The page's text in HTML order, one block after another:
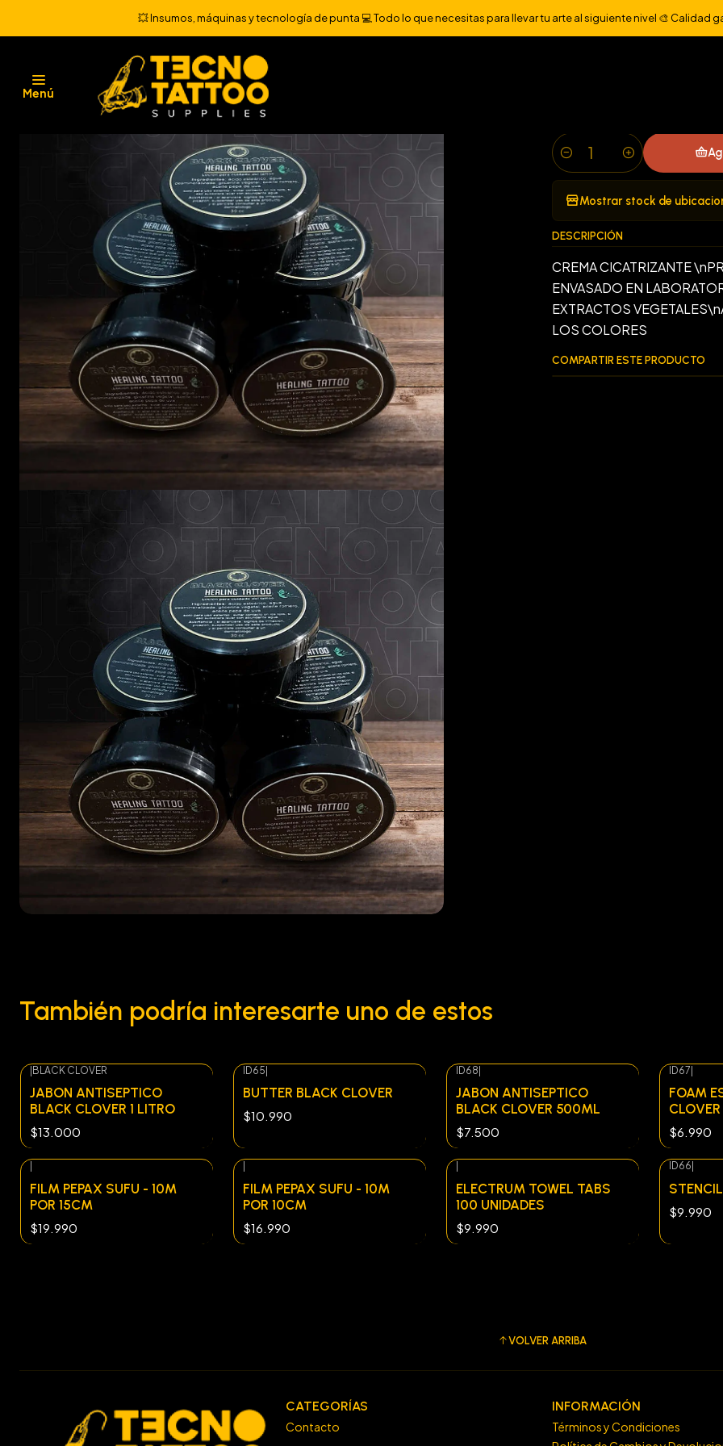
Menú
💥 Insumos, máquinas y tecnología de punta 💻 Todo lo que necesitas para llevar tu arte al siguiente nivel 🎨 Calidad
Inicio POST TATUAJE HEALING TATTOO CREMA CICATRIZANTE 10
HEALING
Cantidad
Mostrar stock de
DESCRIPCIÓN
CREMA CICATRIZANTE
ENVASADO EN
EXTRACTOS
LOS COLORES
COMPARTIR ESTE PRODUCTO
También podría interesarte uno de estos
BLACK CLOVER
JABON ANTISEPTICO
BLACK CLOVER 1 LITRO
$13.000
ID65
BUTTER BLACK CLOVER
$10.990
ID68
JABON ANTISEPTICO
BLACK CLOVER 500ML
$7.500
ID67
FOAM
CLOVER
$6.990
FILM PEPAX SUFU - 10M
POR 15CM
$19.990
FILM PEPAX SUFU - 10M
POR 10CM
$16.990
ELECTRUM TOWEL TABS
100 UNIDADES
$9.990
ID66
$9.990
VOLVER ARRIBA
CATEGORÍAS
Contacto
INFORMACIÓN
Términos y Condiciones